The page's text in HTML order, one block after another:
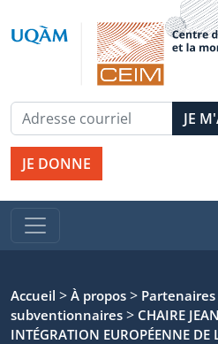
JE DONNE
Accueil > À propos >
subventionnaires > CHAIRE
INTÉGRATION EUROPÉENNE DE